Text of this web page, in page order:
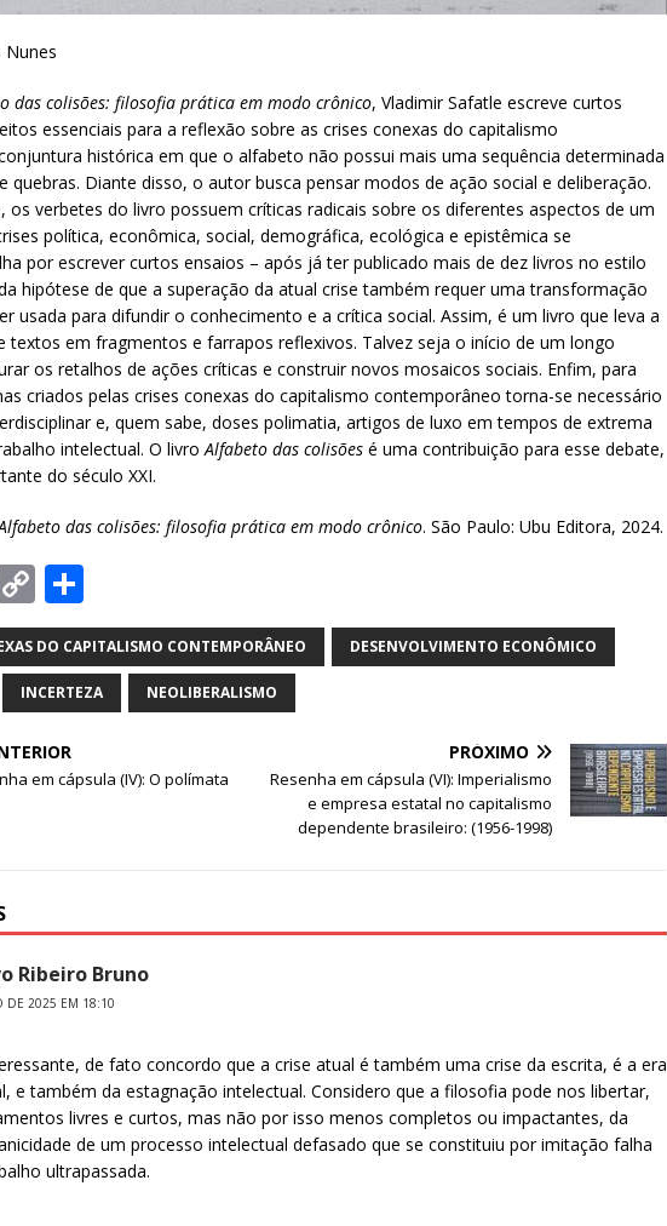
Nunes
das colisões: filosofia prática em modo crônico, Vladimir Safatle escreve curtos
essenciais para a reflexão sobre as crises conexas do capitalismo
histórica em que o alfabeto não possui mais uma sequência determinada
quebras. Diante disso, o autor busca pensar modos de ação social e deliberação.
os verbetes do livro possuem críticas radicais sobre os diferentes aspectos de um
política, econômica, social, demográfica, ecológica e epistêmica se
por escrever curtos ensaios – após já ter publicado mais de dez livros no estilo
hipótese de que a superação da atual crise também requer uma transformação
usada para difundir o conhecimento e a crítica social. Assim, é um livro que leva a
textos em fragmentos e farrapos reflexivos. Talvez seja o início de um longo
os retalhos de ações críticas e construir novos mosaicos sociais. Enfim, para
criados pelas crises conexas do capitalismo contemporâneo torna-se necessário
e, quem sabe, doses polimatia, artigos de luxo em tempos de extrema
intelectual. O livroAlfabeto das colisões é uma contribuição para esse debate,
do século XXI.
das colisões: filosofia prática em modo crônico. São Paulo: Ubu Editora, 2024.
C
o
p
y
Li
n
h
ar
e
DO CAPITALISMO CONTEMPORÂNEO DESENVOLVIMENTO ECONÔMICO
INCERTEZA NEOLIBERALISMO
em cápsula (IV): O polímata
PRÓXIMO
Resenha em cápsula (VI): Imperialismo
e empresa estatal no capitalismo
dependente brasileiro: (1956-1998)
Ribeiro Bruno
DE 2025 EM 18:10
de fato concordo que a crise atual é também uma crise da escrita, é a era
e também da estagnação intelectual. Considero que a filosofia pode nos libertar,
livres e curtos, mas não por isso menos completos ou impactantes, da
de um processo intelectual defasado que se constituiu por imitação falha
ultrapassada.